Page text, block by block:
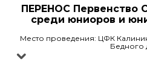
ПЕРЕНОС Первенство
среди юниоров и
Место проведения: ЦФК
Бедного